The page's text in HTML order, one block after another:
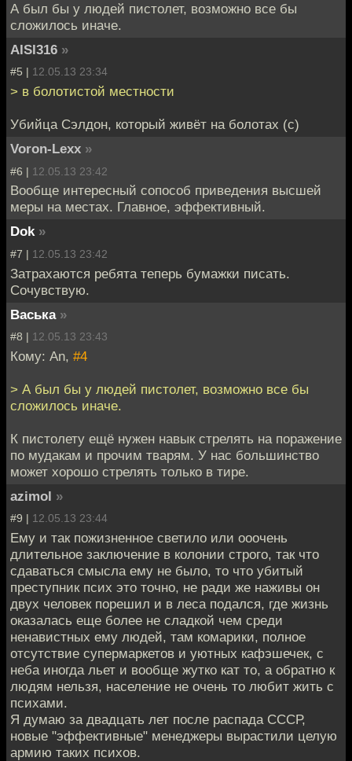
А был бы у людей пистолет, возможно все бы
сложилось иначе.
AISI316 »
#5 | 12.05.13 23:34
> в болотистой местности
Убийца Сэлдон, который живёт на болотах (с)
Voron-Lexx »
#6 | 12.05.13 23:42
Вообще интересный сопособ приведения высшей
меры на местах. Главное, эффективный.
Dok »
#7 | 12.05.13 23:42
Затрахаются ребята теперь бумажки писать.
Сочувствую.
Васька »
#8 | 12.05.13 23:43
Кому: An, #4
> А был бы у людей пистолет, возможно все бы
сложилось иначе.
К пистолету ещё нужен навык стрелять на поражение
по мудакам и прочим тварям. У нас большинство
может хорошо стрелять только в тире.
azimol »
#9 | 12.05.13 23:44
Ему и так пожизненное светило или ооочень
длительное заключение в колонии строго, так что
сдаваться смысла ему не было, то что убитый
преступник псих это точно, не ради же наживы он
двух человек порешил и в леса подался, где жизнь
оказалась еще более не сладкой чем среди
ненавистных ему людей, там комарики, полное
отсутствие супермаркетов и уютных кафэшечек, с
неба иногда льет и вообще жутко кат то, а обратно к
людям нельзя, население не очень то любит жить с
психами.
Я думаю за двадцать лет после распада СССР,
новые "эффективные" менеджеры вырастили целую
армию таких психов.